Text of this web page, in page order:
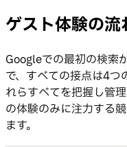
ゲスト体験の
Googleでの最初の検索
で、すべての接点は4つ
れらすべてを把握し管
の体験のみに注力する
ます。